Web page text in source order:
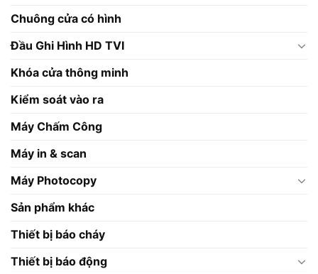
Chuông cửa có hình
Đầu Ghi Hình HD TVI
Khóa cửa thông minh
Kiểm soát vào ra
Máy Chấm Công
Máy in & scan
Máy Photocopy
Sản phẩm khác
Thiết bị báo cháy
Thiết bị báo động